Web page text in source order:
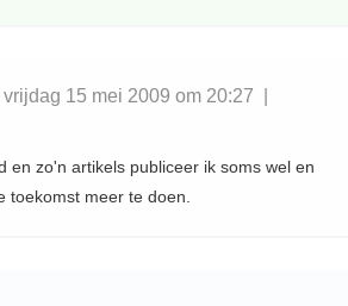
15 mei 2009 om 20:27 |
en zo'n artikels publiceer ik soms wel en
toekomst meer te doen.